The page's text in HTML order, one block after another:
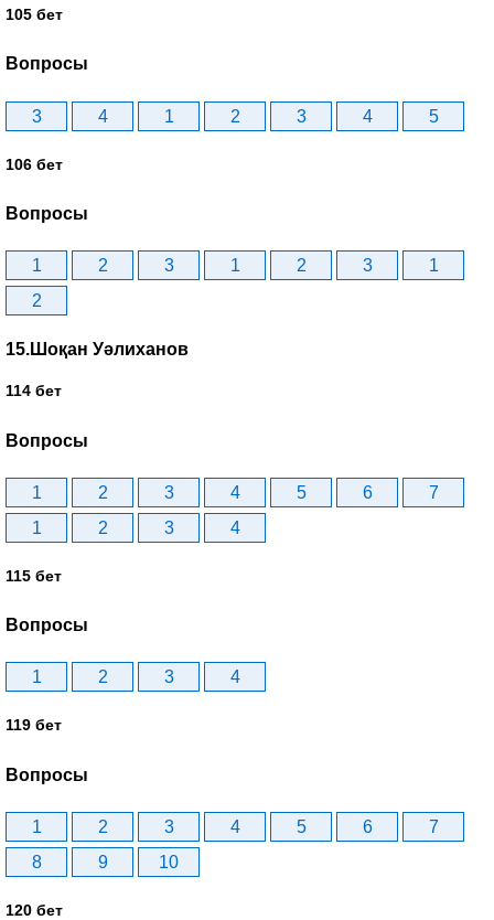
105 бет
Вопросы
3 4 1 2 3 4 5
106 бет
Вопросы
1 2 3 1 2 3
1
2
15.Шоқан Уәлиханов
114 бет
Вопросы
1 2 3 4 5 6
7
1
2 3 4
115 бет
Вопросы
1 2 3 4
119 бет
Вопросы
1 2 3 4 5 6
7
8
9 10
120 бет